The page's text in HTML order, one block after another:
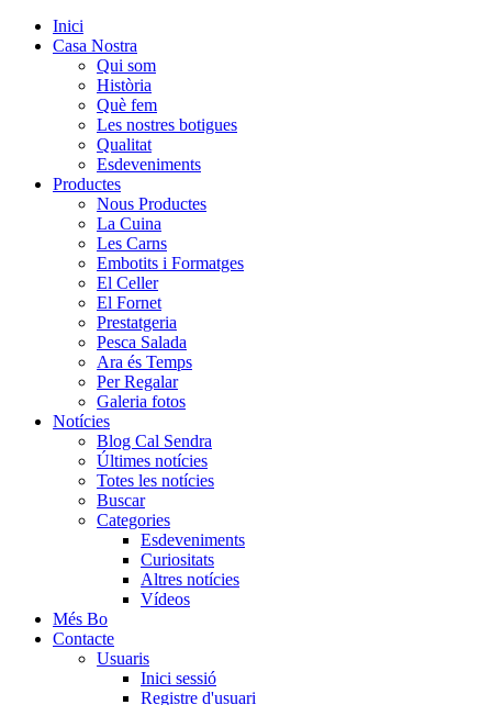
Inici
Casa Nostra
Qui som
Història
Què fem
Les nostres botigues
Qualitat
Esdeveniments
Productes
Nous Productes
La Cuina
Les Carns
Embotits i Formatges
El Celler
El Fornet
Prestatgeria
Pesca Salada
Ara és Temps
Per Regalar
Galeria fotos
Notícies
Blog Cal Sendra
Últimes notícies
Totes les notícies
Buscar
Categories
Esdeveniments
Curiositats
Altres notícies
Vídeos
Més Bo
Contacte
Usuaris
Inici sessió
Registre d'usuari